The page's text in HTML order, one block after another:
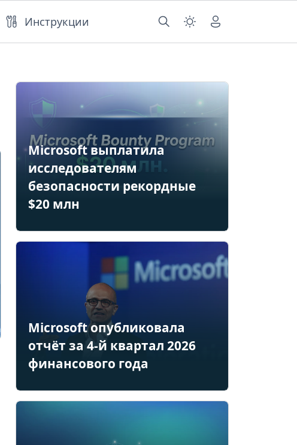
Инструкции
Microsoft выплатила
исследователям
безопасности рекордные
$20 млн
Microsoft опубликовала
отчёт за 4-й квартал 2026
финансового года